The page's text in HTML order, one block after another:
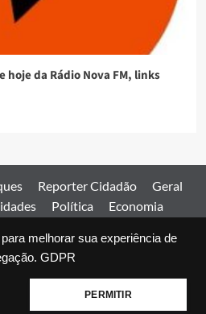
melhorar sua experiência de
GDPR
PERMITIR
hoje da Rádio Nova FM, links
Reporter Cidadão
Geral
Política
Economia
Expediente Home
Todos os direitos reservados.